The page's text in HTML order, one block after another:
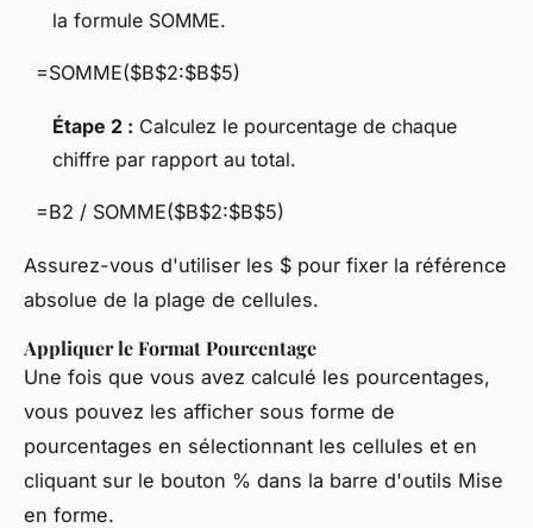
la formule SOMME.
=SOMME($B$2:$B$5)
Étape 2 : Calculez le pourcentage de chaque
chiffre par rapport au total.
=B2 / SOMME($B$2:$B$5)
Assurez-vous d'utiliser les $ pour fixer la référence
absolue de la plage de cellules.
Appliquer le Format Pourcentage
Une fois que vous avez calculé les pourcentages,
vous pouvez les afficher sous forme de
pourcentages en sélectionnant les cellules et en
cliquant sur le bouton % dans la barre d'outils Mise
en forme.